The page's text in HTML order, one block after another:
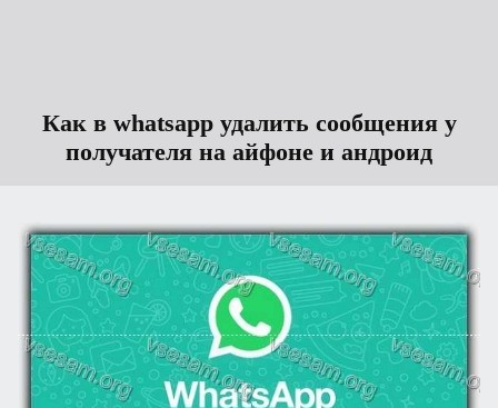
Как в whatsapp удалить сообщения у
получателя на айфоне и андроид